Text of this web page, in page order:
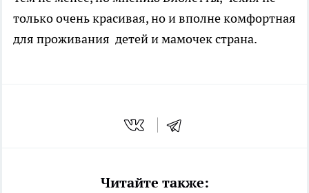
только очень красивая, но и вполне комфортная
для проживания детей и мамочек страна.
Читайте также: